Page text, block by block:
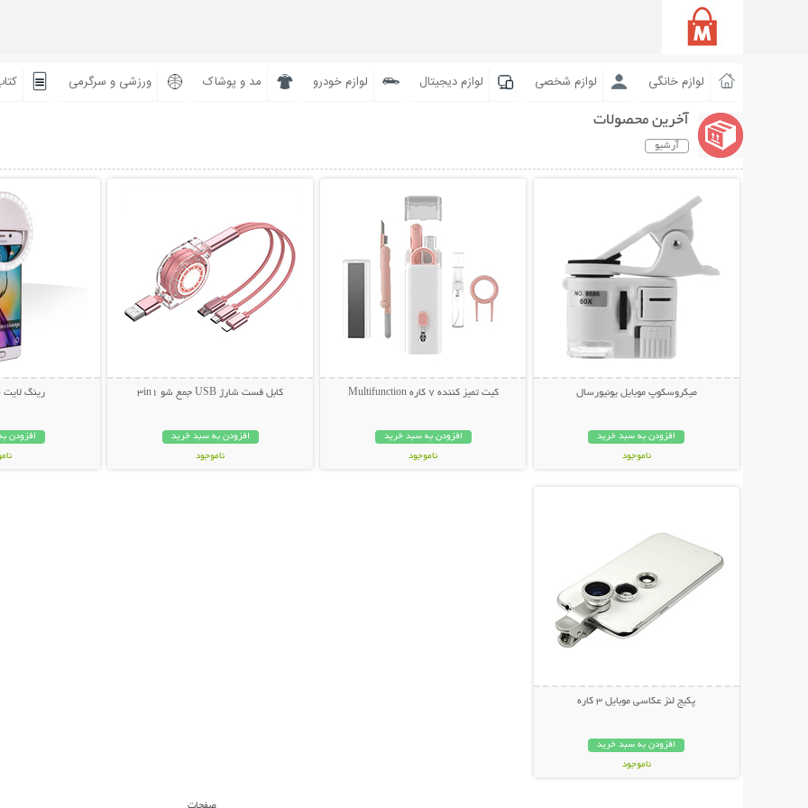
لوازم خانگی لوازم شخصی لوازم دیجیتال لوازم خودرو مد و پوشاک ورزشی و سرگرمی
آخرین محصولات
آرشیو
میکروسکوپ موبایل یونیورسال
افزودن به سبد خرید
ناموجود
کیت تمیز کننده 7 کاره Multifunction
افزودن به سبد خرید
ناموجود
کابل فست شارژ USB جمع شو 3in1
افزودن به سبد خرید
ناموجود
رینگ لایت
افزودن
پکیج لنز عکاسی موبایل 3 کاره
افزودن به سبد خرید
ناموجود